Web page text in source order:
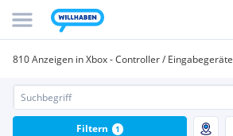
810 Anzeigen in Xbox - Controller / Eingabegeräte
Filtern 1